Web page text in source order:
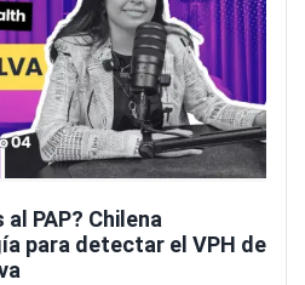
PAP? Chilena
para detectar el VPH de